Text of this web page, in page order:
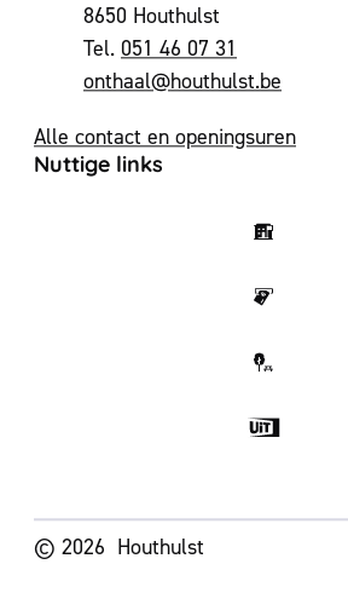
,8650 Houthulst
051 46 07 31
E-mailonthaal@houthulst.be
Alle contact en openingsuren
Nuttige links
© 2026 Houthulst